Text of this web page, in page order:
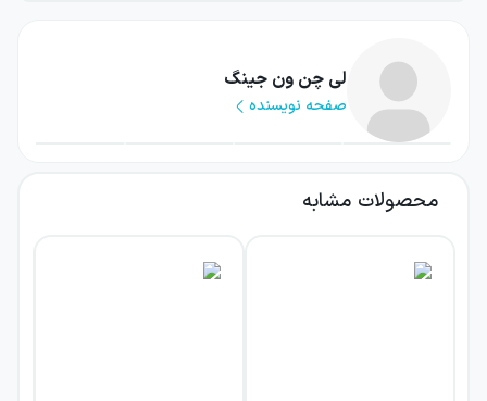
لی چن ون جینگ
صفحه نویسنده
محصولات مشابه